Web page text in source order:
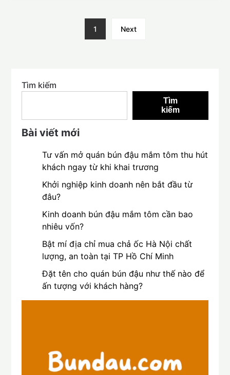
1 Next
Tìm kiếm
Tìm
kiếm
Bài viết mới
Tư vấn mở quán bún đậu mắm tôm thu hút
khách ngay từ khi khai trương
Khởi nghiệp kinh doanh nên bắt đầu từ
đâu?
Kinh doanh bún đậu mắm tôm cần bao
nhiêu vốn?
Bật mí địa chỉ mua chả ốc Hà Nội chất
lượng, an toàn tại TP Hồ Chí Minh
Đặt tên cho quán bún đậu như thế nào để
ấn tượng với khách hàng?